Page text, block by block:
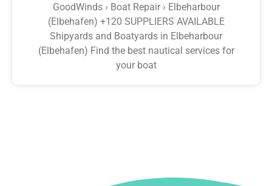
GoodWinds › Boat Repair › Elbeharbour
(Elbehafen) +120 SUPPLIERS AVAILABLE
Shipyards and Boatyards in Elbeharbour
(Elbehafen) Find the best nautical services for
your boat